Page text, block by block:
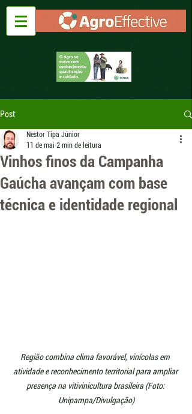
Post
Vinhos finos da Campanha
Gaúcha avançam com base
técnica e identidade regional
Nestor Tipa Júnior
11 de mai 2 min de leitura
Região combina clima favorável, vinícolas em
atividade e reconhecimento territorial para ampliar
presença na vitivinicultura brasileira (Foto:
Unipampa/Divulgação)